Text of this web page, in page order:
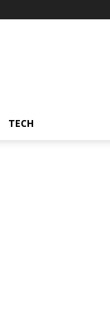
TECH